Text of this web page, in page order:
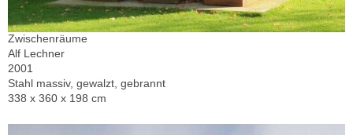
Zwischenräume
Alf Lechner
2001
Stahl massiv, gewalzt, gebrannt
338 x 360 x 198 cm